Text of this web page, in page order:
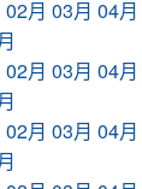
02月 03月 04月
02月 03月 04月
02月 03月 04月